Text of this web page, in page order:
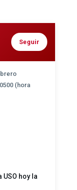
Seguir
(hora
USO hoy la